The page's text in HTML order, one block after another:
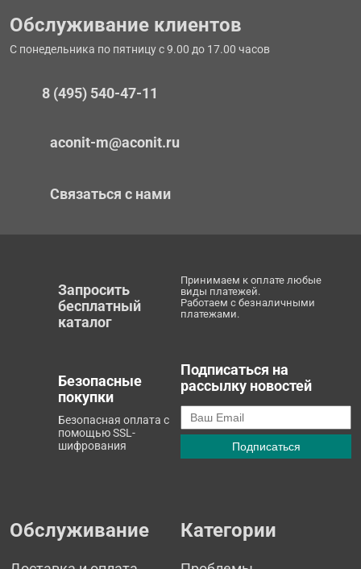
Обслуживание клиентов
С понедельника по пятницу с 9.00 до 17.00 часов
8 (495) 540-47-11
aconit-m@aconit.ru
Связаться с нами
Запросить
бесплатный
каталог
Принимаем к оплате любые
виды платежей.
Работаем с безналичными
платежами.
Безопасные
покупки
Безопасная оплата с
помощью SSL-
шифрования
Подписаться на
рассылку новостей
Обслуживание Категории